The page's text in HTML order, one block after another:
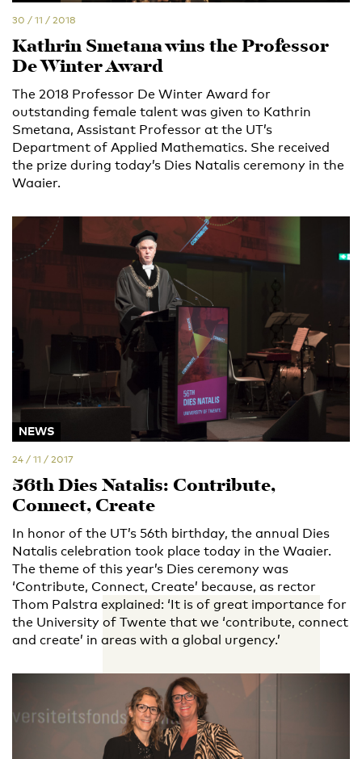
30 / 11 / 2018
Kathrin Smetana wins the Professor
De Winter Award
The 2018 Professor De Winter Award for
outstanding female talent was given to Kathrin
Smetana, Assistant Professor at the UT’s
Department of Applied Mathematics. She received
the prize during today’s Dies Natalis ceremony in the
Waaier.
NEWS
24 / 11 / 2017
56th Dies Natalis: Contribute,
Connect, Create
In honor of the UT’s 56th birthday, the annual Dies
Natalis celebration took place today in the Waaier.
The theme of this year’s Dies ceremony was
‘Contribute, Connect, Create’ because, as rector
Thom Palstra explained: ‘It is of great importance for
the University of Twente that we ‘contribute, connect
and create’ in areas with a global urgency.’